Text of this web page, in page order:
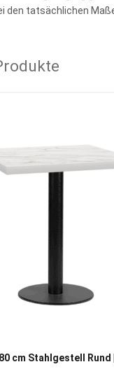
den tatsächlichen
cm Stahlgestell Rund